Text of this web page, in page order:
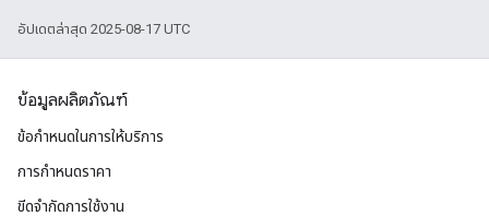
อัปเดตล่าสุด 2025-08-17 UTC
ข้อมูลผลิตภัณฑ์
ข้อกำหนดในการให้บริการ
การกำหนดราคา
ขีดจํากัดการใช้งาน